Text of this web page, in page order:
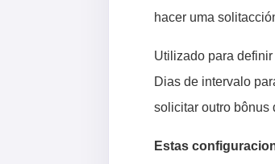
hacer uma
Utilizado para
Dias de intervalo
solicitar outro bônus
Estas